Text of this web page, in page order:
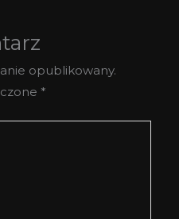
opublikowany.
*